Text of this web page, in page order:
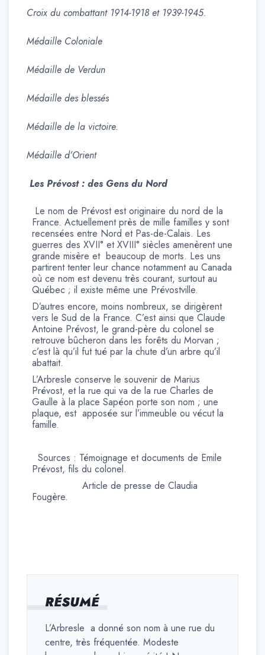
RÉSUMÉ
L’Arbresle a donné son nom à une rue du
centre, très fréquentée. Modeste
Croix du combattant 1914-1918 et 1939-1945.
Médaille Coloniale
Médaille de Verdun
Médaille des blessés
Médaille de la victoire.
Médaille d’Orient
Les Prévost : des Gens du Nord
Le nom de Prévost est originaire du nord de la
France. Actuellement près de mille familles y sont
recensées entre Nord et Pas-de-Calais. Les
guerres des XVII° et XVIII° siècles amenèrent une
grande misère et beaucoup de morts. Les uns
partirent tenter leur chance notamment au Canada
où ce nom est devenu très courant, surtout au
Québec ; il existe même une Prévostville.
D’autres encore, moins nombreux, se dirigèrent
vers le Sud de la France. C’est ainsi que Claude
Antoine Prévost, le grand-père du colonel se
retrouve bûcheron dans les forêts du Morvan ;
c’est là qu’il fut tué par la chute d’un arbre qu’il
abattait.
L’Arbresle conserve le souvenir de Marius
Prévost, et la rue qui va de la rue Charles de
Gaulle à la place Sapéon porte son nom ; une
plaque, est apposée sur l’immeuble ou vécut la
famille.
Sources : Témoignage et documents de Emile
Prévost, fils du colonel.
Article de presse de Claudia
Fougère.